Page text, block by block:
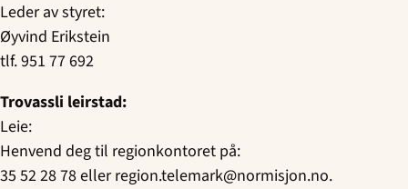
Leder av styret:
Øyvind Erikstein
tlf. 951 77 692
Trovassli leirstad:
Leie:
Henvend deg til regionkontoret på:
35 52 28 78 eller region.telemark@normisjon.no.